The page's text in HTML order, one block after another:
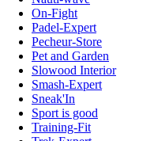
On-Fight
Padel-Expert
Pecheur-Store
Pet and Garden
Slowood Interior
Smash-Expert
Sneak'In
Sport is good
Training-Fit